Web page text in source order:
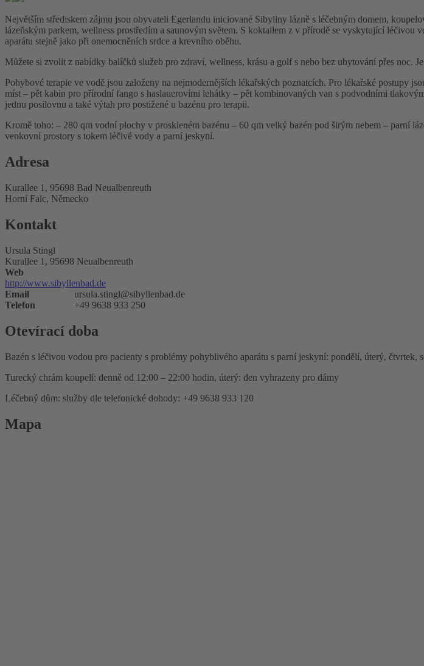
Největším střediskem zájmu jsou obyvateli Egerlandu iniciované Sibyliny lázně s léčebným domem,
lázeňským parkem, wellness prostředím a saunovým světem. S koktailem z v přírodě se vyskytující
aparátu stejně jako při onemocněních srdce a krevního oběhu.
Můžete si zvolit z nabídky balíčků služeb pro zdraví, wellness, krásu a golf s nebo bez ubytování přes noc.
Pohybové terapie ve vodě jsou založeny na nejmodernějších lékařských poznatcích. Pro lékařské postupy
míst – pět kabin pro přírodní fango s haslauerovími lehátky – pět kombinovaných van s podvodními
jednu posilovnu a také výtah pro postižené u bazénu pro terapii.
Kromě toho: – 280 qm vodní plochy v proskleném bazénu – 60 qm velký bazén pod širým nebem – parní
venkovní prostory s tokem léčivé vody a parní jeskyní.
Adresa
Kurallee 1, 95698 Bad Neualbenreuth
Horní Falc, Německo
Kontakt
Ursula Stingl
Kurallee 1, 95698 Neualbenreuth
Web
http://www.sibyllenbad.de
Email
ursula.stingl@sibyllenbad.de
Telefon
+49 9638 933 250
Otevírací doba
Bazén s léčivou vodou pro pacienty s problémy pohyblivého aparátu s parní jeskyní: pondělí, úterý, čtvrtek,
Turecký chrám koupelí: denně od 12:00 – 22:00 hodin, úterý: den vyhrazeny pro dámy
Léčebný dům: služby dle telefonické dohody: +49 9638 933 120
Mapa